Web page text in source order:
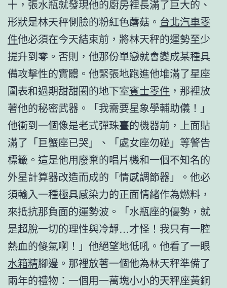
十，張水瓶就發現他的廚房裡長滿了巨大的、
形狀是林天秤側臉的粉紅色蘑菇。 台北汽車零
件他必須在今天結束前，將林天秤的運勢至少
提升到零。否則，他那份單戀就會變成某種具
備攻擊性的實體。他緊張地跑進他堆滿了星座
圖表和過期甜甜圈的地下室賓士零件 ，那裡放
著他的秘密武器。「我需要星象學輔助儀！」
他衝到一個像是老式彈珠臺的機器前，上面貼
滿了「巨蟹座已哭」、「處女座勿碰」等警告
標籤。這是他用廢棄的唱片機和一個不知名的
外星計算器改造而成的「情感調節器」。他必
須輸入一種極具感染力的正面情緒作為燃料，
來抵抗那負面的運勢波。「水瓶座的優勢，就
是超脫一切的理性與冷靜…才怪！我只有一腔
熱血的傻氣啊！」他絕望地低吼。他看了一眼
水箱精腳邊。那裡放著一個他為林天秤準備了
兩年的禮物：一個用一萬塊小小的天秤座黃銅